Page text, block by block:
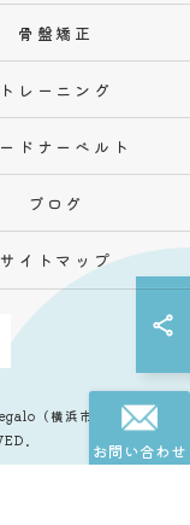
お問い合わせ
骨盤矯正
トレーニング
ドナーベルト
ブログ
サイトマップ
（横浜市神奈川区白楽